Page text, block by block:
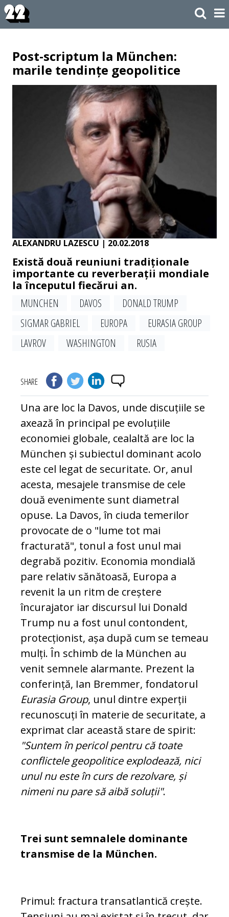
Post-scriptum la München:
marile tendințe geopolitice
ALEXANDRU LAZESCU | 20.02.2018
Există două reuniuni tradiționale
importante cu reverberații mondiale
la începutul fiecărui an.
MUNCHEN
DAVOS
DONALD TRUMP
SIGMAR GABRIEL
EUROPA
EURASIA GROUP
LAVROV
WASHINGTON RUSIA
SHARE
Una are loc la Davos, unde discuțiile se
axează în principal pe evoluțiile
economiei globale, cealaltă are loc la
München și subiectul dominant acolo
este cel legat de securitate. Or, anul
acesta, mesajele transmise de cele
două evenimente sunt diametral
opuse. La Davos, în ciuda temerilor
provocate de o "lume tot mai
fracturată", tonul a fost unul mai
degrabă pozitiv. Economia mondială
pare relativ sănătoasă, Europa a
revenit la un ritm de creștere
încurajator iar discursul lui Donald
Trump nu a fost unul contondent,
protecționist, așa după cum se temeau
mulți. În schimb de la München au
venit semnele alarmante. Prezent la
conferință, Ian Bremmer, fondatorul
Eurasia Group, unul dintre experții
recunoscuți în materie de securitate, a
exprimat clar această stare de spirit:
"Suntem în pericol pentru că toate
conflictele geopolitice explodează, nici
unul nu este în curs de rezolvare, și
nimeni nu pare să aibă soluții".
Trei sunt semnalele dominante
transmise de la München.
Primul: fractura transatlantică crește.